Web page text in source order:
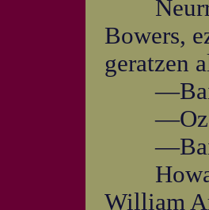
Bowers,
geratzen
—Bai
—Bai
Howard
William